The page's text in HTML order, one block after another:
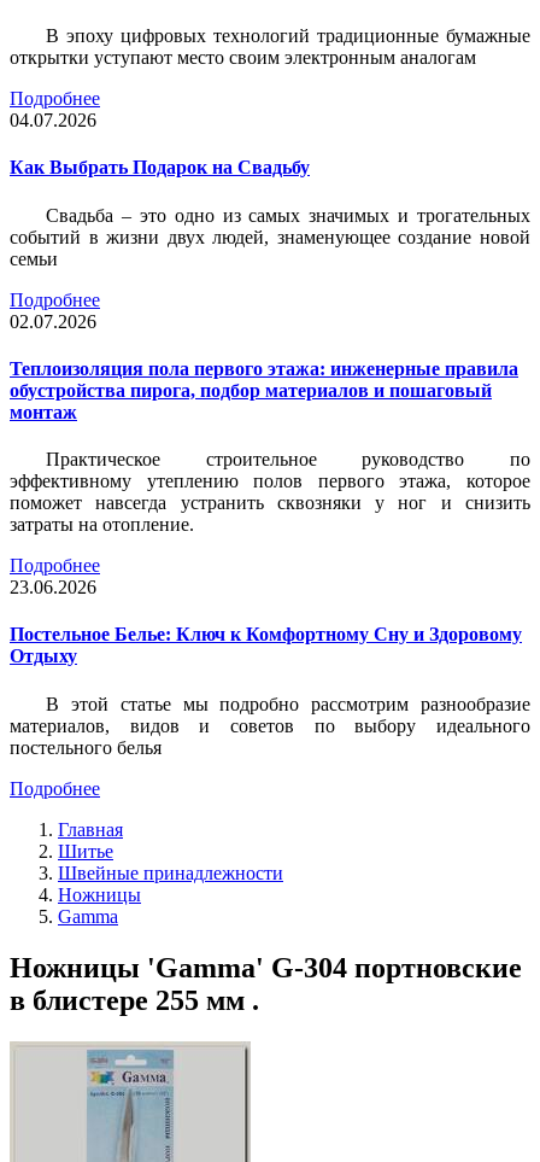
В эпоху цифровых технологий традиционные бумажные
открытки уступают место своим электронным аналогам
Подробнее
04.07.2026
Как Выбрать Подарок на Свадьбу
Свадьба – это одно из самых значимых и трогательных
событий в жизни двух людей, знаменующее создание новой
семьи
Подробнее
02.07.2026
Теплоизоляция пола первого этажа: инженерные правила
обустройства пирога, подбор материалов и пошаговый
монтаж
Практическое строительное руководство по
эффективному утеплению полов первого этажа, которое
поможет навсегда устранить сквозняки у ног и снизить
затраты на отопление.
Подробнее
23.06.2026
Постельное Белье: Ключ к Комфортному Сну и Здоровому
Отдыху
В этой статье мы подробно рассмотрим разнообразие
материалов, видов и советов по выбору идеального
постельного белья
Подробнее
Главная
Шитье
Швейные принадлежности
Ножницы
Gamma
Ножницы 'Gamma' G-304 портновские
в блистере 255 мм .